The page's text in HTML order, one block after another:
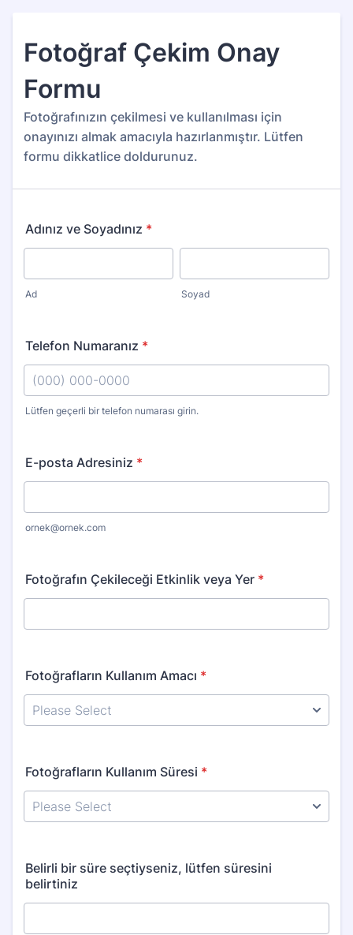
Fotoğraf Çekim Onay
Formu
Fotoğrafınızın çekilmesi ve kullanılması için
onayınızı almak amacıyla hazırlanmıştır. Lütfen
formu dikkatlice doldurunuz.
Adınız ve Soyadınız *
Ad Soyad
Telefon Numaranız *
Lütfen geçerli bir telefon numarası girin.
E-posta Adresiniz *
ornek@ornek.com
Fotoğrafın Çekileceği Etkinlik veya Yer *
Fotoğrafların Kullanım Amacı *
Fotoğrafların Kullanım Süresi *
Belirli bir süre seçtiyseniz, lütfen süresini
belirtiniz